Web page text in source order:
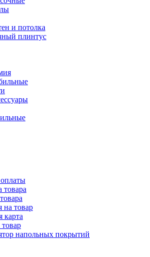
и потолка
плинтус
товара
на товар
карта
напольных покрытий